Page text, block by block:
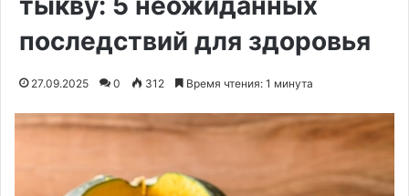
последствий для здоровья
27.09.2025 0 312 Время чтения: 1 минута